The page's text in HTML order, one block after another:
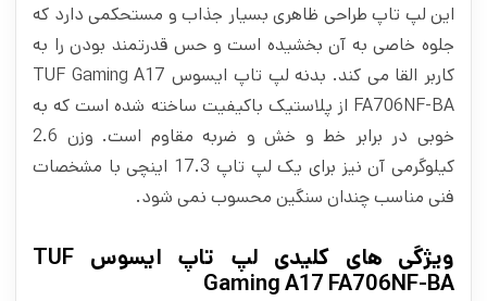
این لپ تاپ طراحی ظاهری بسیار جذاب و مستحکمی دارد که
جلوه خاصی به آن بخشیده است و حس قدرتمند بودن را به
کاربر القا می‌ کند. بدنه‌ لپ تاپ ایسوس TUF Gaming A17
FA706NF-BA از پلاستیک باکیفیت ساخته شده است که به
خوبی در برابر خط و خش و ضربه مقاوم است. وزن 2.6
کیلوگرمی آن نیز برای یک لپ تاپ 17.3 اینچی با مشخصات
فنی مناسب چندان سنگین محسوب نمی شود.
ویژگی های کلیدی لپ تاپ ایسوس TUF
Gaming A17 FA706NF-BA